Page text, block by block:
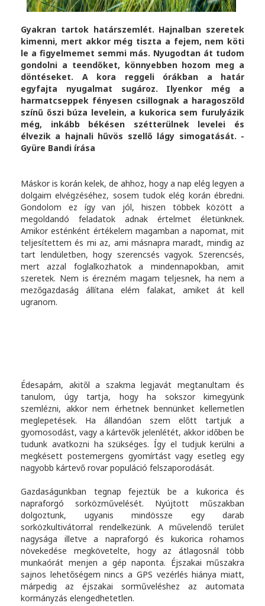
Gyakran tartok határszemlét. Hajnalban szeretek
kimenni, mert akkor még tiszta a fejem, nem köti
le a figyelmemet semmi más. Nyugodtan át tudom
gondolni a teendőket, könnyebben hozom meg a
döntéseket. A kora reggeli órákban a határ
egyfajta nyugalmat sugároz. Ilyenkor még a
harmatcseppek fényesen csillognak a haragoszöld
színű őszi búza levelein, a kukorica sem furulyázik
még, inkább békésen szétterülnek levelei és
élvezik a hajnali hűvös szellő lágy simogatását. -
Gyüre Bandi írása
Máskor is korán kelek, de ahhoz, hogy a nap elég legyen a
dolgaim elvégzéséhez, sosem tudok elég korán ébredni.
Gondolom ez így van jól, hiszen többek között a
megoldandó feladatok adnak értelmet életünknek.
Amikor esténként értékelem magamban a napomat, mit
teljesítettem és mi az, ami másnapra maradt, mindig az
tart lendületben, hogy szerencsés vagyok. Szerencsés,
mert azzal foglalkozhatok a mindennapokban, amit
szeretek. Nem is érezném magam teljesnek, ha nem a
mezőgazdaság állítana elém falakat, amiket át kell
ugranom.
Édesapám, akitől a szakma legjavát megtanultam és
tanulom, úgy tartja, hogy ha sokszor kimegyünk
szemlézni, akkor nem érhetnek bennünket kellemetlen
meglepetések. Ha állandóan szem előtt tartjuk a
gyomosodást, vagy a kártevők jelenlétét, akkor időben be
tudunk avatkozni ha szükséges. Így el tudjuk kerülni a
megkésett postemergens gyomírtást vagy esetleg egy
nagyobb kártevő rovar populáció felszaporodását.
Gazdaságunkban tegnap fejeztük be a kukorica és
napraforgó sorközművelését. Nyújtott műszakban
dolgoztunk, ugyanis mindössze egy darab
sorközkultivátorral rendelkezünk. A művelendő terület
nagysága illetve a napraforgó és kukorica rohamos
növekedése megkövetelte, hogy az átlagosnál több
munkaórát menjen a gép naponta. Éjszakai műszakra
sajnos lehetőségem nincs a GPS vezérlés hiánya miatt,
márpedig az éjszakai sorműveléshez az automata
kormányzás elengedhetetlen.